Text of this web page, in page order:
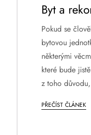
Byt a
Pokud se
bytovou
některými
které bude
z toho
PŘEČÍST ČLÁNEK